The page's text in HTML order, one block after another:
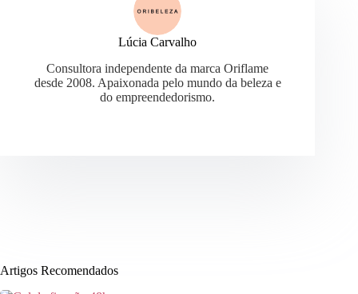
Lúcia Carvalho
Consultora independente da marca Oriflame
desde 2008. Apaixonada pelo mundo da beleza e
do empreendedorismo.
Artigos Recomendados